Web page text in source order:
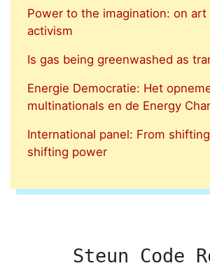
Power to the imagination: on art
activism
Is gas being greenwashed as
Energie Democratie: Het
multinationals en de Energy
International panel: From
shifting power
Steun Code